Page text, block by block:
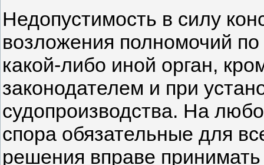
Недопустимость в силу
возложения полномочий
какой-либо иной орган,
законодателем и при
судопроизводства. На
спора обязательные для
решения вправе принимать